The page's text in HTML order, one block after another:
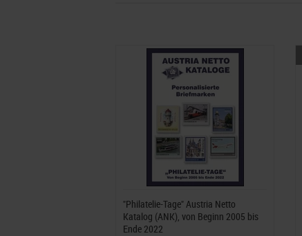
"Philatelie-Tage" Austria Netto
Katalog (ANK), von Beginn 2005 bis
Ende 2022